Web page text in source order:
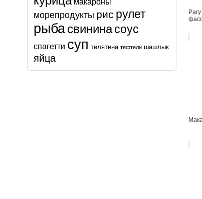
морепродукты рис рулет
рыбасвининасоус
спагетти суп телятина тефтели шашлык
яйца